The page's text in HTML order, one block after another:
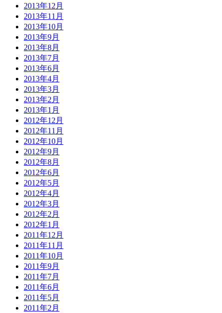
2013年12月
2013年11月
2013年10月
2013年9月
2013年8月
2013年7月
2013年6月
2013年4月
2013年3月
2013年2月
2013年1月
2012年12月
2012年11月
2012年10月
2012年9月
2012年8月
2012年6月
2012年5月
2012年4月
2012年3月
2012年2月
2012年1月
2011年12月
2011年11月
2011年10月
2011年9月
2011年7月
2011年6月
2011年5月
2011年2月